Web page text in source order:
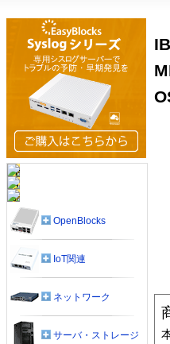
OpenBlocks
IoT関連
ネットワーク
サーバ・ストレージ